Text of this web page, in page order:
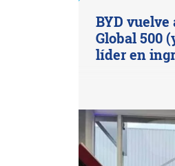
BYD vuelve
Global 500
líder en